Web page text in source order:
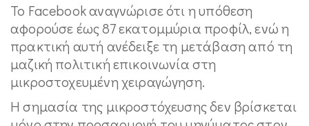
Το Facebook αναγνώρισε ότι η υπόθεση
αφορούσε έως 87 εκατομμύρια προφίλ, ενώ η
πρακτική αυτή ανέδειξε τη μετάβαση από τη
μαζική πολιτική επικοινωνία στη
μικροστοχευμένη χειραγώγηση.
Η σημασία της μικροστόχευσης δεν βρίσκεται